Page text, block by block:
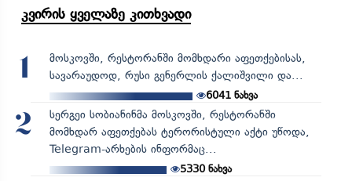
კვირის ყველაზე კითხვადი
1
მოსკოვში, რესტორანში მომხდარი აფეთქებისას,
სავარაუდოდ, რუსი გენერლის ქალიშვილი და...
6041 ნახვა
2
სერგეი სობიანინმა მოსკოვში, რესტორანში
მომხდარ აფეთქებას ტერორისტული აქტი უწოდა,
Telegram-არხების ინფორმაც...
5330ნახვა